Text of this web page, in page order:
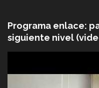
Programa enlace:
siguiente nivel